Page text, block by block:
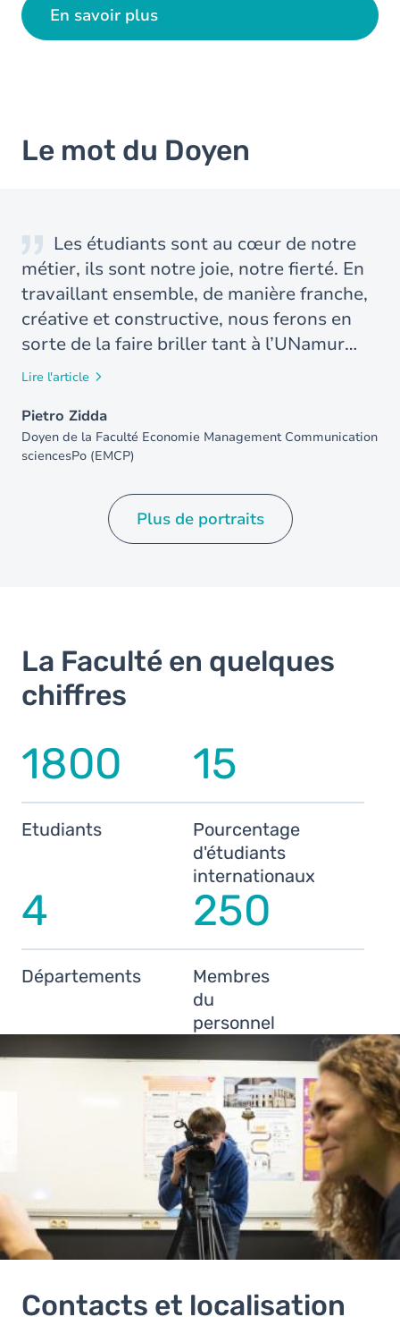
En savoir plus
Le mot du Doyen
Les étudiants sont au cœur de notre
métier, ils sont notre joie, notre fierté. En
travaillant ensemble, de manière franche,
créative et constructive, nous ferons en
sorte de la faire briller tant à l’UNamur
qu’en dehors de nos murs.
Lire l'article
Pietro Zidda
Doyen de la Faculté Economie Management Communication
sciencesPo (EMCP)
Plus de portraits
La Faculté en quelques
chiffres
1800
Etudiants
15
Pourcentage
d'étudiants
internationaux
4
Départements
250
Membres
du
personnel
Contacts et localisation